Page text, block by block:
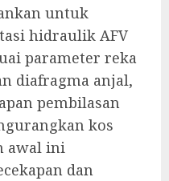
untuk
hidraulik AFV
parameter reka
diafragma anjal,
pembilasan
kos
awal ini
dan